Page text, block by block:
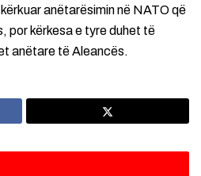
anëtarësimin në NATO që
por kërkesa e tyre duhet të
anëtare të Aleancës.